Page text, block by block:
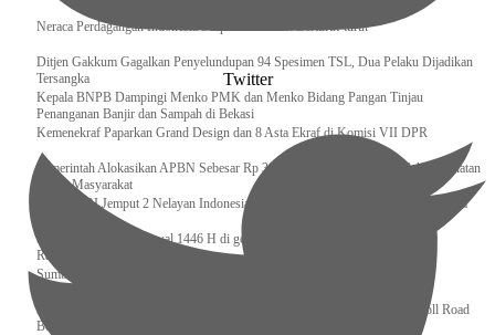
Neraca Perdagangan Indonesia Surplus 58 Bulan Berturut-turut
Ditjen Gakkum Gagalkan Penyelundupan 94 Spesimen TSL, Dua Pelaku Dijadikan
Tersangka
Kepala BNPB Dampingi Menko PMK dan Menko Bidang Pangan Tinjau
Penanganan Banjir dan Sampah di Bekasi
Kemenekraf Paparkan Grand Design dan 8 Asta Ekraf di Komisi VII DPR
Pemerintah Alokasikan APBN Sebesar Rp 3,4 Triliun untuk Program Cek Kesehatan
Gratis Masyarakat
Bakamla RI Jemput 2 Nelayan Indonesia di Perbatasan Terluar Indonesia Malaysia
Sidang Isbat Awal Syawal 1446 H di gelar oleh Kementerian Agama pada 29
Ramadan
Sumber Daya Adalah Tantangan Penanganan Darurat Bencana di Daerah
Dukung Kelancaran Lalu Lintas Libur Idul Fitri 1446h / 2025m, Waskita Toll Road
Berlakukan Diskon Tarif Sebesar 20%
Twitter